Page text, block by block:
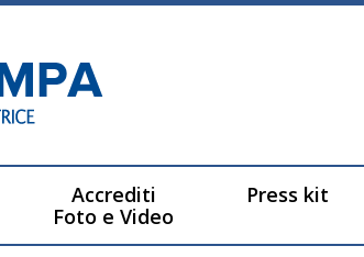
Accrediti
Foto e Video
Press kit